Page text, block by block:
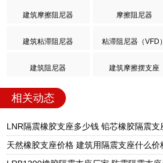
建筑摩擦阻尼器 摩擦阻尼器
建筑粘滞阻尼器 粘滞阻尼器（VFD）
建筑阻尼器 建筑摩擦摆支座
相关动态